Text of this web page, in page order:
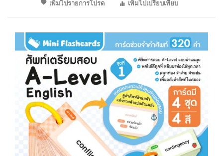
เพิ่มไปรายการโปรด เพิ่มไปเปรียบเทียบ